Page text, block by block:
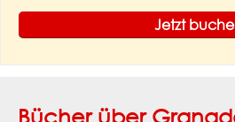
Jetzt
Bücher über